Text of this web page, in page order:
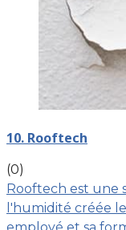
10. Rooftech
(0)
Rooftech est une
l'humidité créée